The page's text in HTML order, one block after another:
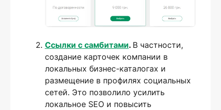
Ссылки с самбитами. В частности,
создание карточек компании в
локальных бизнес-каталогах и
размещение в профилях социальных
сетей. Это позволило усилить
локальное SEO и повысить